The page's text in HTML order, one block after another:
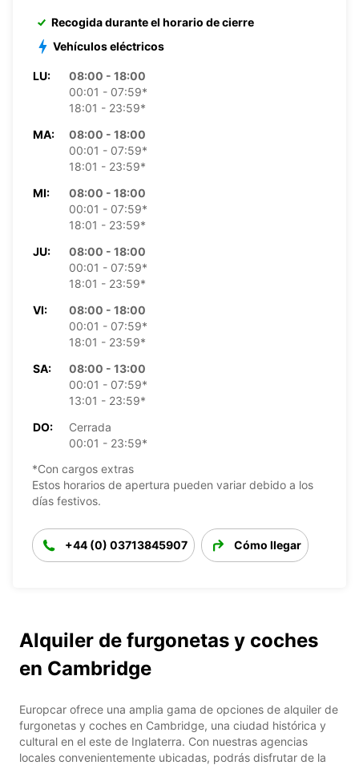
Recogida durante el horario de cierre
Vehículos eléctricos
LU:
08:00 - 18:00
00:01 - 07:59*
18:01 - 23:59*
MA:
08:00 - 18:00
00:01 - 07:59*
18:01 - 23:59*
MI:
08:00 - 18:00
00:01 - 07:59*
18:01 - 23:59*
JU:
08:00 - 18:00
00:01 - 07:59*
18:01 - 23:59*
VI:
08:00 - 18:00
00:01 - 07:59*
18:01 - 23:59*
SA:
08:00 - 13:00
00:01 - 07:59*
13:01 - 23:59*
DO:
Cerrada
00:01 - 23:59*
*Con cargos extras
Estos horarios de apertura pueden variar debido a los
días festivos.
+44 (0) 03713845907 Cómo llegar
Alquiler de furgonetas y coches
en Cambridge
Europcar ofrece una amplia gama de opciones de alquiler de
furgonetas y coches en Cambridge, una ciudad histórica y
cultural en el este de Inglaterra. Con nuestras agencias
locales convenientemente ubicadas, podrás disfrutar de la